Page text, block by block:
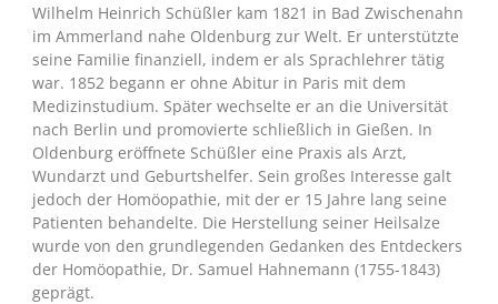
Wilhelm Heinrich Schüßler kam 1821 in Bad Zwischenahn
im Ammerland nahe Oldenburg zur Welt. Er unterstützte
seine Familie finanziell, indem er als Sprachlehrer tätig
war. 1852 begann er ohne Abitur in Paris mit dem
Medizinstudium. Später wechselte er an die Universität
nach Berlin und promovierte schließlich in Gießen. In
Oldenburg eröffnete Schüßler eine Praxis als Arzt,
Wundarzt und Geburtshelfer. Sein großes Interesse galt
jedoch der Homöopathie, mit der er 15 Jahre lang seine
Patienten behandelte. Die Herstellung seiner Heilsalze
wurde von den grundlegenden Gedanken des Entdeckers
der Homöopathie, Dr. Samuel Hahnemann (1755-1843)
geprägt.